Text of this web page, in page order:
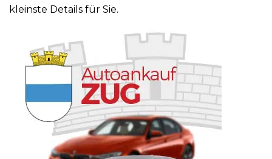
kleinste Details für Sie.